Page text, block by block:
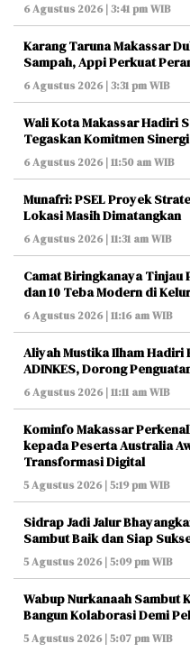
6 Agustus 2026 | 3:41 pm WIB
Karang Taruna Makassar
Sampah, Appi Perkuat
6 Agustus 2026 | 3:31 pm WIB
Wali Kota Makassar Hadiri
Tegaskan Komitmen
6 Agustus 2026 | 11:50 am WIB
Munafri: PSEL Proyek
Lokasi Masih Dimatangkan
6 Agustus 2026 | 11:31 am WIB
Camat Biringkanaya Tinjau
dan 10 Teba Modern di
6 Agustus 2026 | 11:16 am WIB
Aliyah Mustika Ilham Hadiri
ADINKES, Dorong
6 Agustus 2026 | 11:11 am WIB
Kominfo Makassar
kepada Peserta Australia
Transformasi Digital
5 Agustus 2026 | 5:19 pm WIB
Sidrap Jadi Jalur
Sambut Baik dan Siap
5 Agustus 2026 | 5:09 pm WIB
Wabup Nurkanaah Sambut
Bangun Kolaborasi Demi
5 Agustus 2026 | 5:07 pm WIB